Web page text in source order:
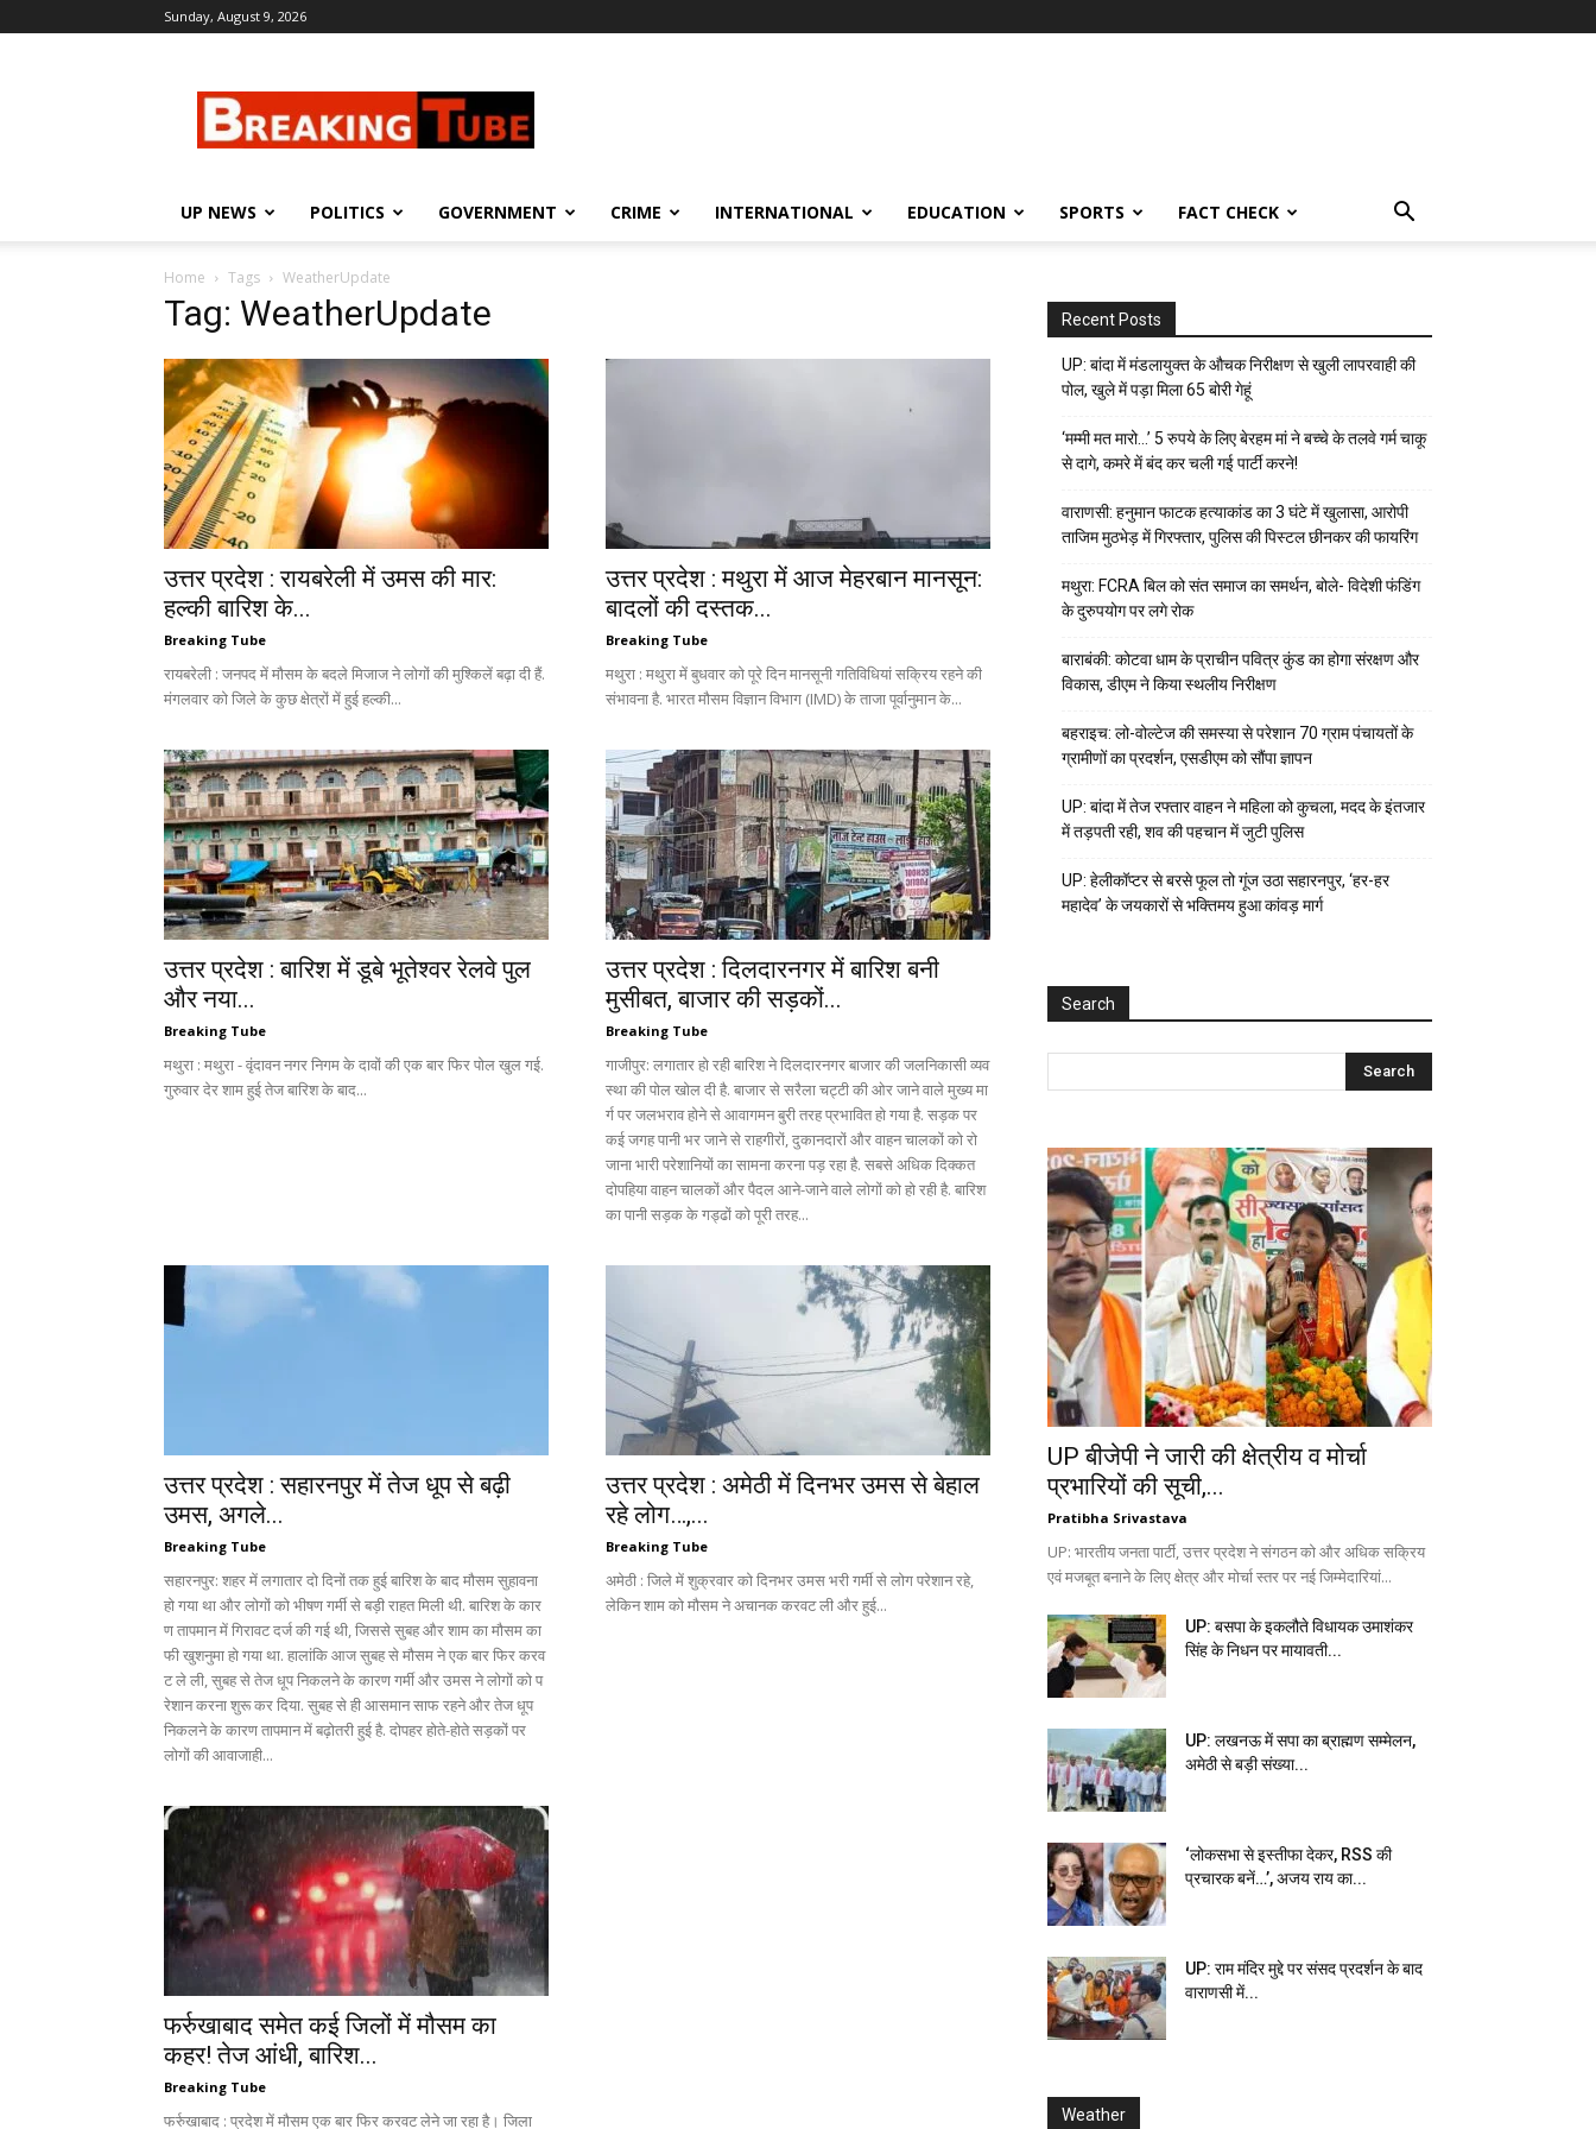
Sunday, August 9, 2026
UP NEWS POLITICS GOVERNMENT CRIME INTERNATIONAL EDUCATION SPORTS FACT CHECK
Home Tags WeatherUpdate
Tag: WeatherUpdate
उत्तर प्रदेश : रायबरेली में उमस की मार:
हल्की बारिश के...
Breaking Tube
रायबरेली : जनपद में मौसम के बदले मिजाज ने लोगों की मुश्किलें बढ़ा दी हैं.
मंगलवार को जिले के कुछ क्षेत्रों में हुई हल्की...
उत्तर प्रदेश : मथुरा में आज मेहरबान मानसून:
बादलों की दस्तक...
Breaking Tube
मथुरा : मथुरा में बुधवार को पूरे दिन मानसूनी गतिविधियां सक्रिय रहने की
संभावना है. भारत मौसम विज्ञान विभाग (IMD) के ताजा पूर्वानुमान के...
उत्तर प्रदेश : बारिश में डूबे भूतेश्वर रेलवे पुल
और नया...
Breaking Tube
मथुरा : मथुरा - वृंदावन नगर निगम के दावों की एक बार फिर पोल खुल गई.
गुरुवार देर शाम हुई तेज बारिश के बाद...
उत्तर प्रदेश : दिलदारनगर में बारिश बनी
मुसीबत, बाजार की सड़कों...
Breaking Tube
गाजीपुर: लगातार हो रही बारिश ने दिलदारनगर बाजार की जलनिकासी व्यव
स्था की पोल खोल दी है. बाजार से सरैला चट्टी की ओर जाने वाले मुख्य मा
र्ग पर जलभराव होने से आवागमन बुरी तरह प्रभावित हो गया है. सड़क पर
कई जगह पानी भर जाने से राहगीरों, दुकानदारों और वाहन चालकों को रो
जाना भारी परेशानियों का सामना करना पड़ रहा है. सबसे अधिक दिक्कत
दोपहिया वाहन चालकों और पैदल आने-जाने वाले लोगों को हो रही है. बारिश
का पानी सड़क के गड्ढों को पूरी तरह...
उत्तर प्रदेश : सहारनपुर में तेज धूप से बढ़ी
उमस, अगले...
Breaking Tube
सहारनपुर: शहर में लगातार दो दिनों तक हुई बारिश के बाद मौसम सुहावना
हो गया था और लोगों को भीषण गर्मी से बड़ी राहत मिली थी. बारिश के कार
ण तापमान में गिरावट दर्ज की गई थी, जिससे सुबह और शाम का मौसम का
फी खुशनुमा हो गया था. हालांकि आज सुबह से मौसम ने एक बार फिर करव
ट ले ली, सुबह से तेज धूप निकलने के कारण गर्मी और उमस ने लोगों को प
रेशान करना शुरू कर दिया. सुबह से ही आसमान साफ रहने और तेज धूप
निकलने के कारण तापमान में बढ़ोतरी हुई है. दोपहर होते-होते सड़कों पर
लोगों की आवाजाही...
उत्तर प्रदेश : अमेठी में दिनभर उमस से बेहाल
रहे लोग…,...
Breaking Tube
अमेठी : जिले में शुक्रवार को दिनभर उमस भरी गर्मी से लोग परेशान रहे,
लेकिन शाम को मौसम ने अचानक करवट ली और हुई...
फर्रुखाबाद समेत कई जिलों में मौसम का
कहर! तेज आंधी, बारिश...
Breaking Tube
फर्रुखाबाद : प्रदेश में मौसम एक बार फिर करवट लेने जा रहा है। जिला
Recent Posts
UP: बांदा में मंडलायुक्त के औचक निरीक्षण से खुली लापरवाही की
पोल, खुले में पड़ा मिला 65 बोरी गेहूं
‘मम्मी मत मारो…’ 5 रुपये के लिए बेरहम मां ने बच्चे के तलवे गर्म चाकू
से दागे, कमरे में बंद कर चली गई पार्टी करने!
वाराणसी: हनुमान फाटक हत्याकांड का 3 घंटे में खुलासा, आरोपी
ताजिम मुठभेड़ में गिरफ्तार, पुलिस की पिस्टल छीनकर की फायरिंग
मथुरा: FCRA बिल को संत समाज का समर्थन, बोले- विदेशी फंडिंग
के दुरुपयोग पर लगे रोक
बाराबंकी: कोटवा धाम के प्राचीन पवित्र कुंड का होगा संरक्षण और
विकास, डीएम ने किया स्थलीय निरीक्षण
बहराइच: लो-वोल्टेज की समस्या से परेशान 70 ग्राम पंचायतों के
ग्रामीणों का प्रदर्शन, एसडीएम को सौंपा ज्ञापन
UP: बांदा में तेज रफ्तार वाहन ने महिला को कुचला, मदद के इंतजार
में तड़पती रही, शव की पहचान में जुटी पुलिस
UP: हेलीकॉप्टर से बरसे फूल तो गूंज उठा सहारनपुर, ‘हर-हर
महादेव’ के जयकारों से भक्तिमय हुआ कांवड़ मार्ग
Search
UP बीजेपी ने जारी की क्षेत्रीय व मोर्चा
प्रभारियों की सूची,...
Pratibha Srivastava
UP: भारतीय जनता पार्टी, उत्तर प्रदेश ने संगठन को और अधिक सक्रिय
एवं मजबूत बनाने के लिए क्षेत्र और मोर्चा स्तर पर नई जिम्मेदारियां...
UP: बसपा के इकलौते विधायक उमाशंकर
सिंह के निधन पर मायावती...
UP: लखनऊ में सपा का ब्राह्मण सम्मेलन,
अमेठी से बड़ी संख्या...
‘लोकसभा से इस्तीफा देकर, RSS की
प्रचारक बनें…’, अजय राय का...
UP: राम मंदिर मुद्दे पर संसद प्रदर्शन के बाद
वाराणसी में...
Weather